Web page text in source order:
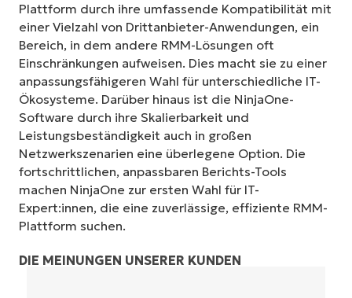
Plattform durch ihre umfassende Kompatibilität mit
einer Vielzahl von Drittanbieter-Anwendungen, ein
Bereich, in dem andere RMM-Lösungen oft
Einschränkungen aufweisen. Dies macht sie zu einer
anpassungsfähigeren Wahl für unterschiedliche IT-
Ökosysteme. Darüber hinaus ist die NinjaOne-
Software durch ihre Skalierbarkeit und
Leistungsbeständigkeit auch in großen
Netzwerkszenarien eine überlegene Option. Die
fortschrittlichen, anpassbaren Berichts-Tools
machen NinjaOne zur ersten Wahl für IT-
Expert:innen, die eine zuverlässige, effiziente RMM-
Plattform suchen.
DIE MEINUNGEN UNSERER KUNDEN